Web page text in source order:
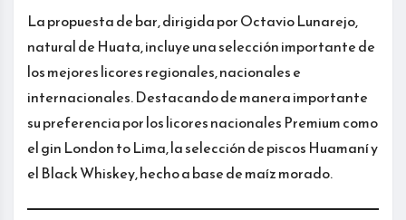
La propuesta de bar, dirigida por Octavio Lunarejo,
natural de Huata, incluye una selección importante de
los mejores licores regionales, nacionales e
internacionales. Destacando de manera importante
su preferencia por los licores nacionales Premium como
el gin London to Lima, la selección de piscos Huamaní y
el Black Whiskey, hecho a base de maíz morado.